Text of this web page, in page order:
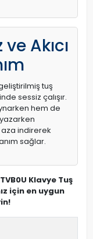
Akıcı
tuş
sessiz çalışır.
hem de
indirerek
sağlar.
Klavye Tuş
için en uygun